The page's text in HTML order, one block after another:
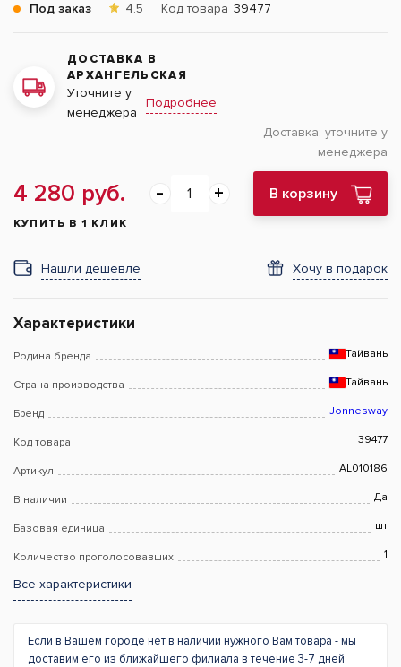
Под заказ 4.5 Код товара 39477
ДОСТАВКА В
АРХАНГЕЛЬСКАЯ
Уточните у
менеджера
Подробнее
Доставка: уточните у
менеджера
4 280 руб. В корзину
КУПИТЬ В 1 КЛИК
Нашли дешевле Хочу в подарок
Характеристики
Родина бренда Тайвань
Страна производства Тайвань
Бренд Jonnesway
Код товара 39477
Артикул AL010186
В наличии Да
Базовая единица шт
Количество проголосовавших 1
Все характеристики
Если в Вашем городе нет в наличии нужного Вам товара - мы
доставим его из ближайшего филиала в течение 3-7 дней